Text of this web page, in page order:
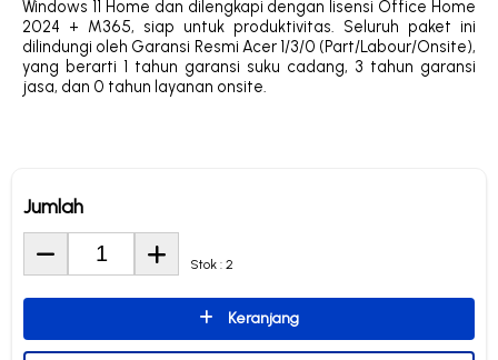
Windows 11 Home dan dilengkapi dengan lisensi Office Home
2024 + M365, siap untuk produktivitas. Seluruh paket ini
dilindungi oleh Garansi Resmi Acer 1/3/0 (Part/Labour/Onsite),
yang berarti 1 tahun garansi suku cadang, 3 tahun garansi
jasa, dan 0 tahun layanan onsite.
Jumlah
Stok : 2
Keranjang